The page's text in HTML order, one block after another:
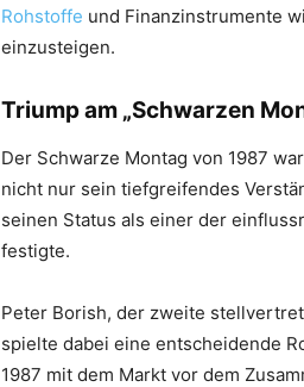
Rohstoffe und Finanzinstrumente
einzusteigen.
Triump am „Schwarzen
Der Schwarze Montag von 1987
nicht nur sein tiefgreifendes
seinen Status als einer der
festigte.
Peter Borish, der zweite
spielte dabei eine entscheidende
1987 mit dem Markt vor dem